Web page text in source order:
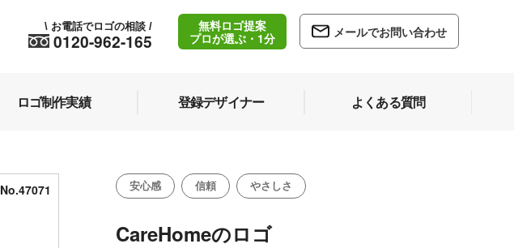
0120-962-165
\ お電話でロゴの相談 /
無料ロゴ提案
プロが選ぶ・1分
メールでお問い合わせ
ロゴ制作実績 登録デザイナー よくある質問
No.47071 安心感 信頼 やさしさ
CareHomeのロゴ